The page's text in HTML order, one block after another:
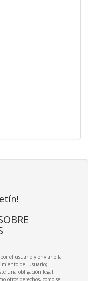
el usuario y enviarle la
del usuario;
una obligación legal;
otros derechos, como se